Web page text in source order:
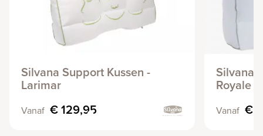
Silvana Support Kussen -
Larimar
Vanaf € 129,95
Silvana
Royale 6
Vanaf €